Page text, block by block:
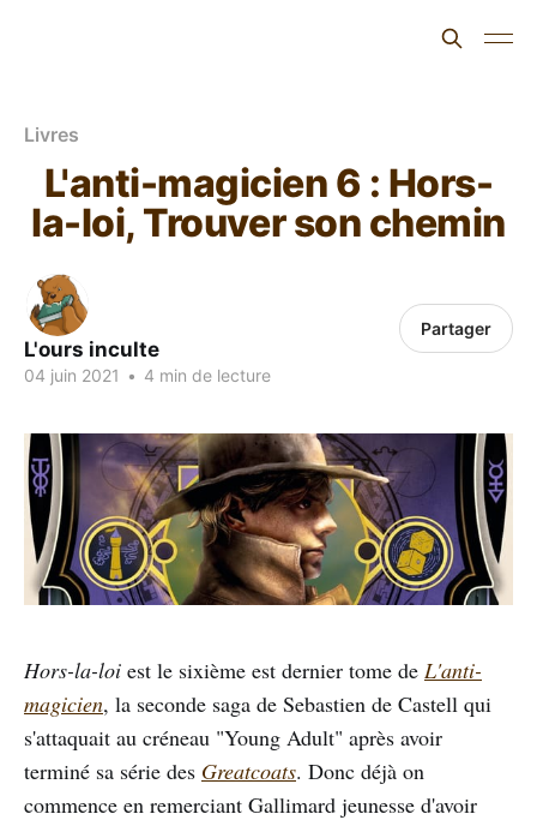
Livres
L'anti-magicien 6 : Hors-
la-loi, Trouver son chemin
L'ours inculte
04 juin 2021 • 4 min de lecture
Partager
Hors-la-loi est le sixième est dernier tome de L'anti-
magicien, la seconde saga de Sebastien de Castell qui
s'attaquait au créneau "Young Adult" après avoir
terminé sa série des Greatcoats. Donc déjà on
commence en remerciant Gallimard jeunesse d'avoir